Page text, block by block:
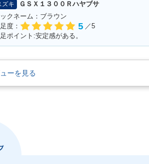
ズキ
ＧＳＸ１３００Ｒハヤブサ
クネーム：ブラウン
度：
5 ／5
ポイント:安定感がある。
ーを見る